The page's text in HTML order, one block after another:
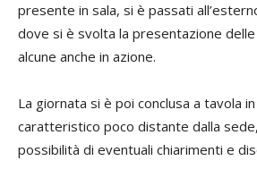
presente in sala, si è passati
dove si è svolta la presentazione
alcune anche in azione.
La giornata si è poi conclusa a tavola
caratteristico poco distante dalla
possibilità di eventuali chiarimenti e